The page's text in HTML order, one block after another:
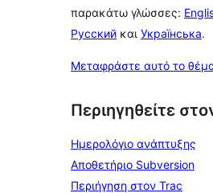
παρακάτω γλώσσες:
Русский και Українська.
Μεταφράστε αυτό το
Περιηγηθείτε
Ημερολόγιο ανάπτυξης
Αποθετήριο Subversion
Περιήγηση στον Trac